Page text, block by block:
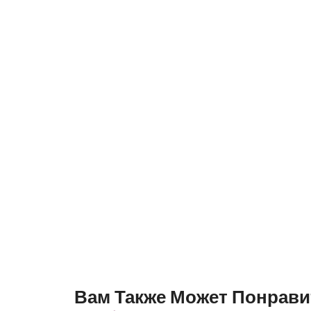
Вам Также Может